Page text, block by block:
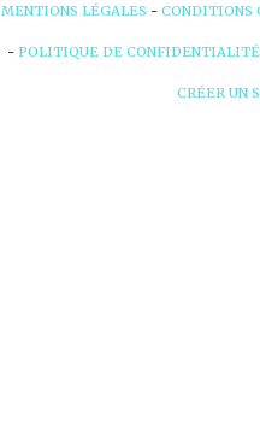
MENTIONS LÉGALES CONDITIONS
POLITIQUE DE CONFIDENTIALITÉ
CRÉER UN